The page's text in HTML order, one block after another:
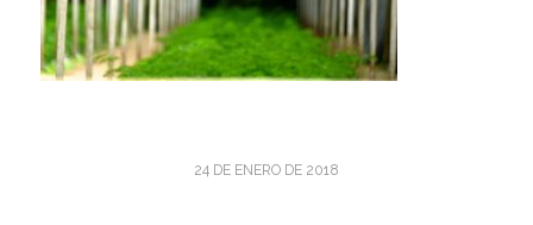
24 DE ENERO DE 2018